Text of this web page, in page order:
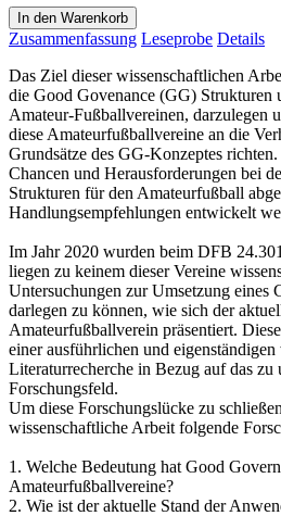
In den Warenkorb
Zusammenfassung Leseprobe Details
Das Ziel dieser wissenschaftlichen
die Good Govenance (GG) Strukturen
Amateur-Fußballvereinen, darzulegen
diese Amateurfußballvereine an die
Grundsätze des GG-Konzeptes
Chancen und Herausforderungen bei
Strukturen für den Amateurfußball
Handlungsempfehlungen entwickelt
Im Jahr 2020 wurden beim DFB
liegen zu keinem dieser Vereine
Untersuchungen zur Umsetzung eines
darlegen zu können, wie sich der
Amateurfußballverein präsentiert.
einer ausführlichen und
Literaturrecherche in Bezug auf das zu
Forschungsfeld.
Um diese Forschungslücke zu
wissenschaftliche Arbeit folgende
1. Welche Bedeutung hat Good
Amateurfußballvereine?
2. Wie ist der aktuelle Stand der